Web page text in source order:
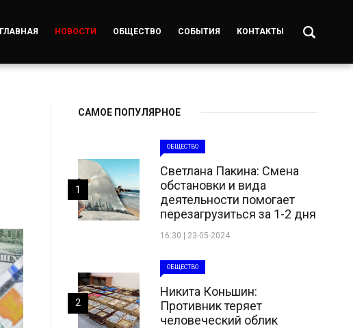
ГЛАВНАЯ НОВОСТИ ОБЩЕСТВО СОБЫТИЯ КОНТАКТЫ
САМОЕ ПОПУЛЯРНОЕ
ОБЩЕСТВО
Светлана Пакина: Смена
обстановки и вида
деятельности помогает
перезагрузиться за 1-2 дня
16:30 | 23-05-2024
1
ОБЩЕСТВО
Никита Коньшин:
Противник теряет
человеческий облик
2